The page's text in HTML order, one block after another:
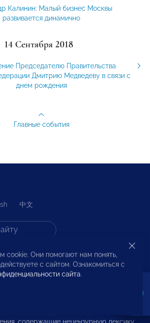
Калинин: Малый бизнес Москвы
развивается динамично
14 Сентября 2018
Председателю Правительства
Дмитрию Медведеву в связи с
днем рождения
Главные события
中文
общественная организация малого
«ОПОРА РОССИИ».
проходят модерацию. Согласно
содержащие нецензурную лексику
cookie. Они помогают нам понять,
с сайтом. Ознакомиться с
сайта.